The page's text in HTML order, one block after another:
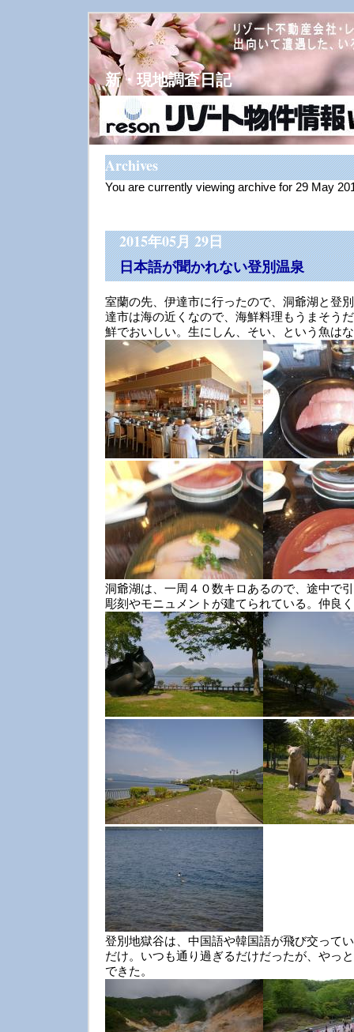
新・現地調査日記
Archives
You are currently viewing archive for 29 May
2015年05月 29日
日本語が聞かれない登別温泉
室蘭の先、伊達市に行ったので、洞爺湖と登
達市は海の近くなので、海鮮料理もうまそう
鮮でおいしい。生にしん、そい、という魚は
洞爺湖は、一周４０数キロあるので、途中で
彫刻やモニュメントが建てられている。仲良
登別地獄谷は、中国語や韓国語が飛び交って
だけ。いつも通り過ぎるだけだったが、やっ
できた。